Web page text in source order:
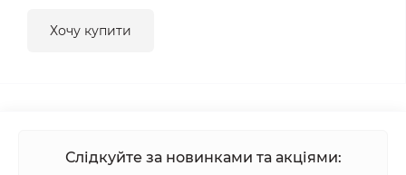
Хочу купити
Слідкуйте за новинками та акціями: